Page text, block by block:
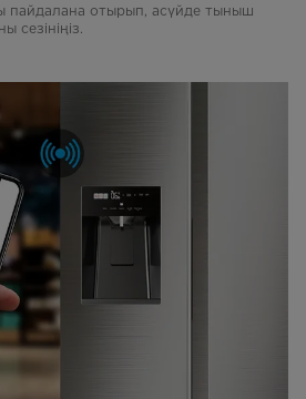
пайдалана отырып, асүйде тыныш
сезініңіз.